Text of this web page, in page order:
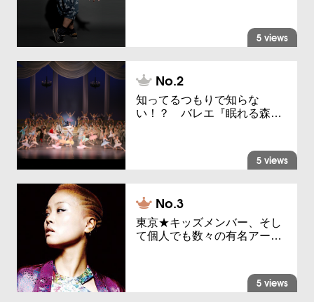
5 views
知ってるつもりで知らな
い！？ バレエ『眠れる森…
5 views
東京★キッズメンバー、そし
て個人でも数々の有名アー…
5 views